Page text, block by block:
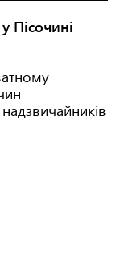
Пісочині